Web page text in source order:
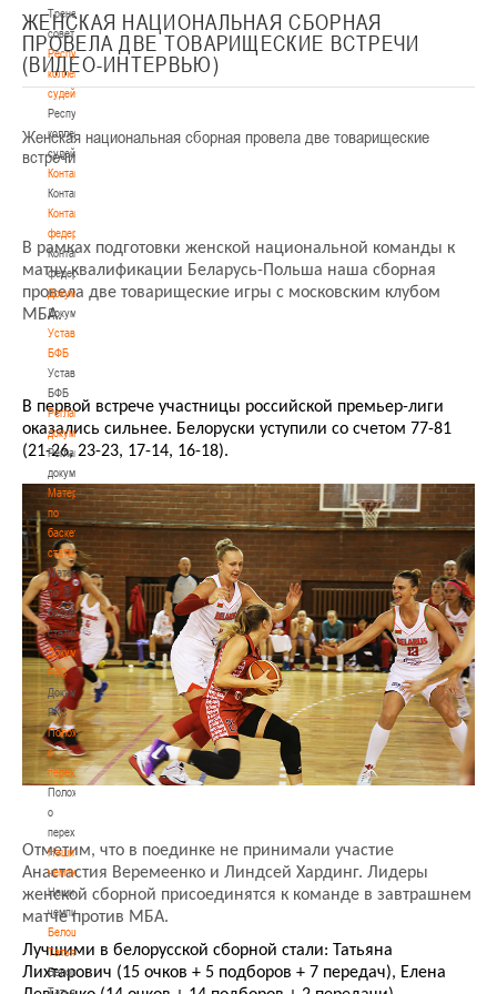
Тренерский
совет
Республиканская
коллегия
судей
Республиканская
коллегия
судей
Контакты
Контакты
Контакты
федерации
Контакты
федерации
Документы
Документы
Устав
БФБ
Устав
БФБ
Регламентирующие
документы
Регламентирующие
документы
Материалы
по
баскетбольной
статистике
Материалы
по
баскетбольной
статистике
Документы
РКС
Документы
РКС
Положение
о
переходах
Положение
о
переходах
Наши
чемпионы
Наши
чемпионы
Белошапко
Татьяна
Белошапко
Татьяна
ЖЕНСКАЯ НАЦИОНАЛЬНАЯ СБОРНАЯ
ПРОВЕЛА ДВЕ ТОВАРИЩЕСКИЕ ВСТРЕЧИ
(ВИДЕО-ИНТЕРВЬЮ)
Женская национальная сборная провела две товарищеские
встречи
В рамках подготовки женской национальной команды к
матчуквалификации Беларусь-Польша наша сборная
провела две товарищеские игры с московским клубом
МБА.
В первой встрече участницы российской премьер-лиги
оказались сильнее. Белоруски уступили со счетом 77-81
(21-26, 23-23, 17-14, 16-18).
Отметим, что в поединке не принимали участие
Анастастия Веремеенко и Линдсей Хардинг. Лидеры
женской сборной присоединятся к команде в завтрашнем
матче против МБА.
Лучшими в белорусской сборной стали: Татьяна
Лихтарович (15 очков + 5 подборов + 7 передач), Елена